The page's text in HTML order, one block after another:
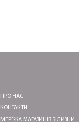
ПРО НАС
КОНТАКТИ
МЕРЕЖА МАГАЗИНІВ БІЛИЗНИ